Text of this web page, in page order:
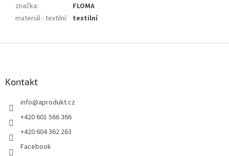
značka:
FLOMA
materiál - textilní: textilní
Kontakt
info@aprodukt.cz
+420 601 566 366
+420 604 362 263
Facebook